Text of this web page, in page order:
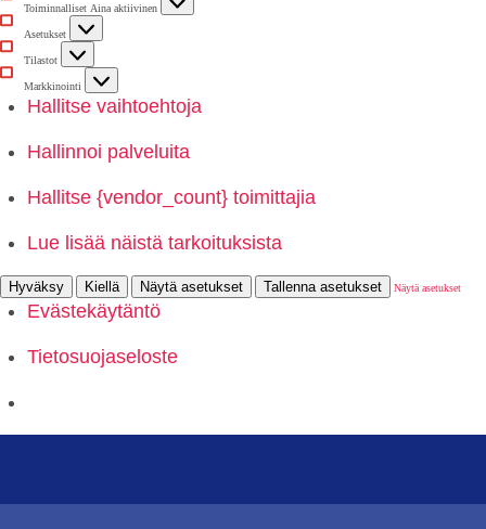
Toiminnalliset Aina aktiivinen
Asetukset
Asetukset
Tilastot
Tilastot
Markkinointi
Markkinointi
Hallitse vaihtoehtoja
Hallinnoi palveluita
Hallitse {vendor_count} toimittajia
Lue lisää näistä tarkoituksista
Hyväksy Kiellä Näytä asetukset Tallenna asetukset Näytä asetukset
Evästekäytäntö
Tietosuojaseloste